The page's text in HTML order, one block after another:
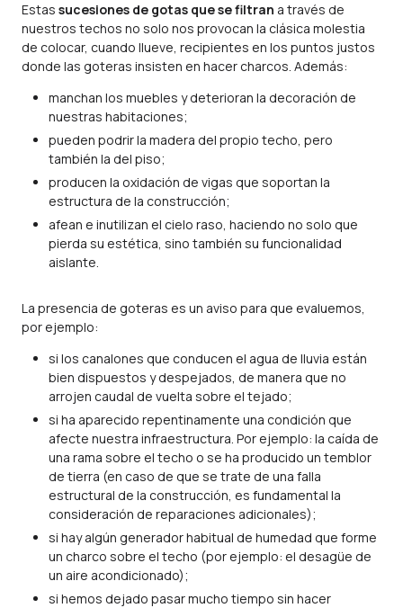
Estas sucesiones de gotas que se filtran a través de
nuestros techos no solo nos provocan la clásica molestia
de colocar, cuando llueve, recipientes en los puntos justos
donde las goteras insisten en hacer charcos. Además:
manchan los muebles y deterioran la decoración de
nuestras habitaciones;
pueden podrir la madera del propio techo, pero
también la del piso;
producen la oxidación de vigas que soportan la
estructura de la construcción;
afean e inutilizan el cielo raso, haciendo no solo que
pierda su estética, sino también su funcionalidad
aislante.
La presencia de goteras es un aviso para que evaluemos,
por ejemplo:
si los canalones que conducen el agua de lluvia están
bien dispuestos y despejados, de manera que no
arrojen caudal de vuelta sobre el tejado;
si ha aparecido repentinamente una condición que
afecte nuestra infraestructura. Por ejemplo: la caída de
una rama sobre el techo o se ha producido un temblor
de tierra (en caso de que se trate de una falla
estructural de la construcción, es fundamental la
consideración de reparaciones adicionales);
si hay algún generador habitual de humedad que forme
un charco sobre el techo (por ejemplo: el desagüe de
un aire acondicionado);
si hemos dejado pasar mucho tiempo sin hacer